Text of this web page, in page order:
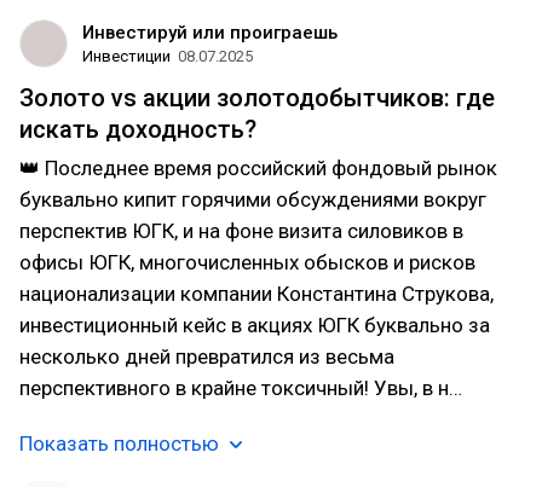
Инвестируй или проиграешь
Инвестиции 08.07.2025
Золото vs акции золотодобытчиков: где
искать доходность?
👑 Последнее время российский фондовый рынок
буквально кипит горячими обсуждениями вокруг
перспектив ЮГК, и на фоне визита силовиков в
офисы ЮГК, многочисленных обысков и рисков
национализации компании Константина Струкова,
инвестиционный кейс в акциях ЮГК буквально за
несколько дней превратился из весьма
перспективного в крайне токсичный! Увы, в н…
Показать полностью